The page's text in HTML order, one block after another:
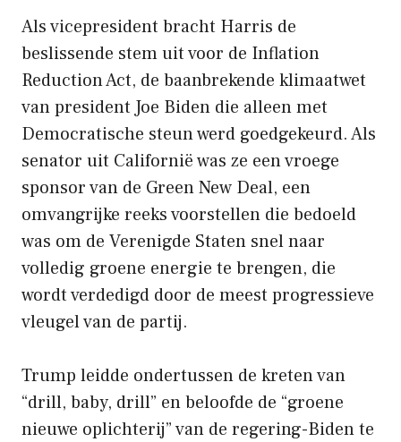
Als vicepresident bracht Harris de
beslissende stem uit voor de Inflation
Reduction Act, de baanbrekende klimaatwet
van president Joe Biden die alleen met
Democratische steun werd goedgekeurd. Als
senator uit Californië was ze een vroege
sponsor van de Green New Deal, een
omvangrijke reeks voorstellen die bedoeld
was om de Verenigde Staten snel naar
volledig groene energie te brengen, die
wordt verdedigd door de meest progressieve
vleugel van de partij.
Trump leidde ondertussen de kreten van
“drill, baby, drill” en beloofde de “groene
nieuwe oplichterij” van de regering-Biden te